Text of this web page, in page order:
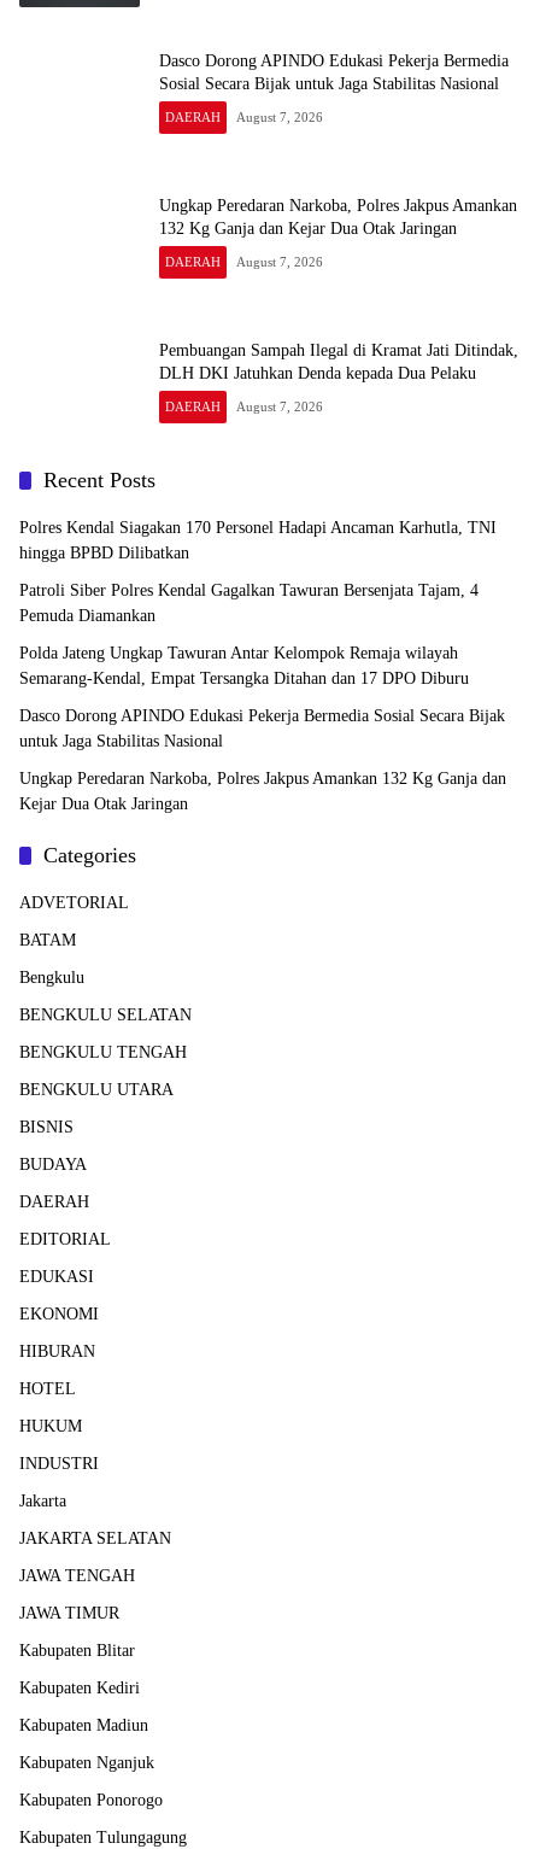
Dasco Dorong APINDO Edukasi Pekerja Bermedia
Sosial Secara Bijak untuk Jaga Stabilitas Nasional
DAERAH August 7, 2026
Ungkap Peredaran Narkoba, Polres Jakpus Amankan
132 Kg Ganja dan Kejar Dua Otak Jaringan
DAERAH August 7, 2026
Pembuangan Sampah Ilegal di Kramat Jati Ditindak,
DLH DKI Jatuhkan Denda kepada Dua Pelaku
DAERAH August 7, 2026
Recent Posts
Polres Kendal Siagakan 170 Personel Hadapi Ancaman Karhutla, TNI
hingga BPBD Dilibatkan
Patroli Siber Polres Kendal Gagalkan Tawuran Bersenjata Tajam, 4
Pemuda Diamankan
Polda Jateng Ungkap Tawuran Antar Kelompok Remaja wilayah
Semarang-Kendal, Empat Tersangka Ditahan dan 17 DPO Diburu
Dasco Dorong APINDO Edukasi Pekerja Bermedia Sosial Secara Bijak
untuk Jaga Stabilitas Nasional
Ungkap Peredaran Narkoba, Polres Jakpus Amankan 132 Kg Ganja dan
Kejar Dua Otak Jaringan
Categories
ADVETORIAL
BATAM
Bengkulu
BENGKULU SELATAN
BENGKULU TENGAH
BENGKULU UTARA
BISNIS
BUDAYA
DAERAH
EDITORIAL
EDUKASI
EKONOMI
HIBURAN
HOTEL
HUKUM
INDUSTRI
Jakarta
JAKARTA SELATAN
JAWA TENGAH
JAWA TIMUR
Kabupaten Blitar
Kabupaten Kediri
Kabupaten Madiun
Kabupaten Nganjuk
Kabupaten Ponorogo
Kabupaten Tulungagung